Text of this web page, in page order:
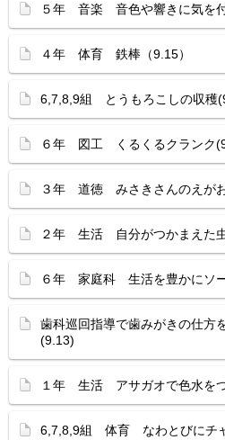
５年 音楽 音色や響きに気を
４年 体育 鉄棒（9.15）
6,7,8,9組 とうもろこしの収穫
６年 図工 くるくるクランク
３年 道徳 みさきさんのえが
２年 生活 自分がつかまえた
６年 家庭科 生活を豊かにソ
歯科巡回指導で歯みがきの仕方
(9.13)
１年 生活 アサガオで色水を
6,7,8,9組 体育 なわとびにチ